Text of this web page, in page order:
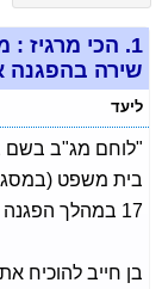
1. הכי מרגיז
שירה בהפגנה
ליעד
בית משפט
17 במהלך הפגנה אלימה בביתוניא.
בן חייב להוכיח